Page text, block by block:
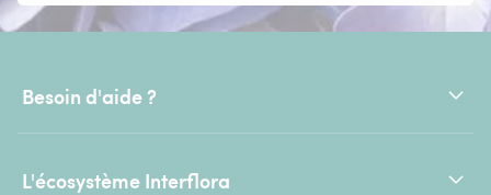
Besoin d'aide ?
L'écosystème Interflora